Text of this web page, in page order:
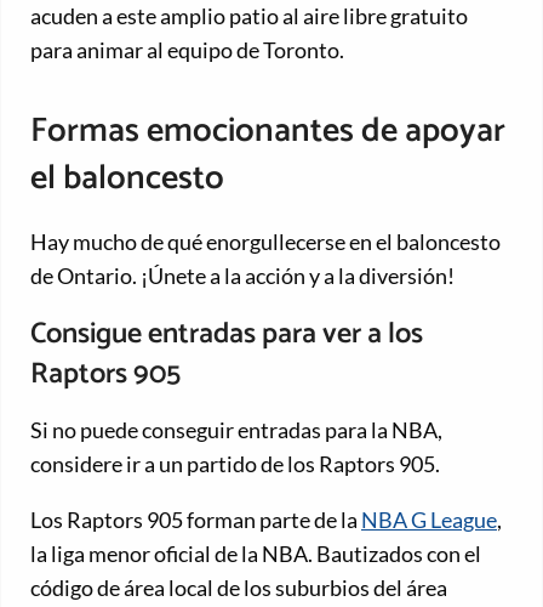
acuden a este amplio patio al aire libre gratuito
para animar al equipo de Toronto.
Formas emocionantes de apoyar
el baloncesto
Hay mucho de qué enorgullecerse en el baloncesto
de Ontario. ¡Únete a la acción y a la diversión!
Consigue entradas para ver a los
Raptors 905
Si no puede conseguir entradas para la NBA,
considere ir a un partido de los Raptors 905.
Los Raptors 905 forman parte de la NBA G League,
la liga menor oficial de la NBA. Bautizados con el
código de área local de los suburbios del área